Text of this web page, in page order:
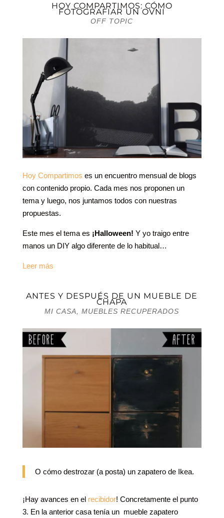
HOY COMPARTIMOS: CÓMO
FOTOGRAFIAR UN OVNI
OFF TOPIC
Hoy Compartimos es un encuentro mensual de blogs
con contenido propio. Cada mes nos proponen un
tema y luego, nos juntamos todos con nuestras
propuestas.
Este mes el tema es ¡Halloween! Y yo traigo entre
manos un DIY algo diferente de lo habitual…
Leer más
ANTES Y DESPUÉS DE UN MUEBLE DE
CHAPA
MI CASA ,MUEBLES RECUPERADOS
O cómo destrozar (a posta) un zapatero de Ikea.
¡Hay avances en el recibidor! Concretamente el punto
3. En la anterior casa tenía un mueble zapatero